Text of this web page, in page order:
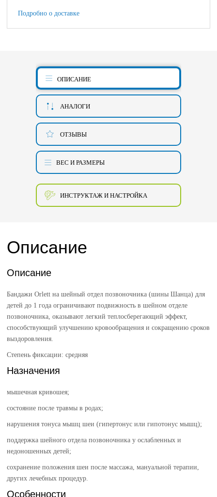
Подробно о доставке
ОПИСАНИЕ
АНАЛОГИ
ОТЗЫВЫ
ВЕС И РАЗМЕРЫ
ИНСТРУКТАЖ И НАСТРОЙКА
Описание
Описание
Бандажи Orlett на шейный отдел позвоночника (шины Шанца) для
детей до 1 года ограничивают подвижность в шейном отделе
позвоночника, оказывают легкий теплосберегающий эффект,
способствующий улучшению кровообращения и сокращению сроков
выздоровления.
Степень фиксации: средняя
Назначения
мышечная кривошея;
состояние после травмы в родах;
нарушения тонуса мышц шеи (гипертонус или гипотонус мышц);
поддержка шейного отдела позвоночника у ослабленных и
недоношенных детей;
сохранение положения шеи после массажа, мануальной терапии,
других лечебных процедур.
Особенности